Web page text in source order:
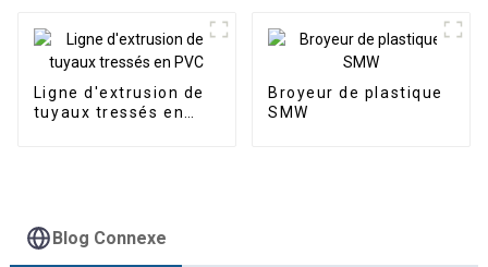
Ligne d'extrusion de
tuyaux tressés en
Broyeur de plastique
SMW
Blog Connexe